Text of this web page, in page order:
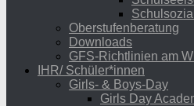
Oberstufenberatung
Downloads
GFS-Richtlinien am
IHR/ Schüler*innen
Girls- & Boys-Day
Girls Day